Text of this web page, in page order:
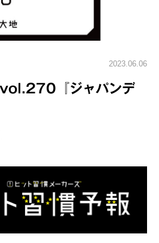
2023.06.06
vol.270『ジャパンデ